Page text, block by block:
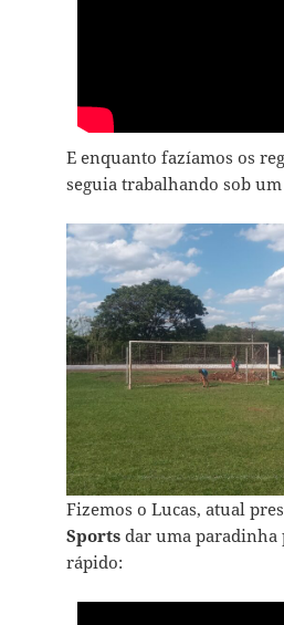
E enquanto fazíamos os
seguia trabalhando sob
Fizemos o Lucas, atual
Sportsdar uma paradinha
rápido: